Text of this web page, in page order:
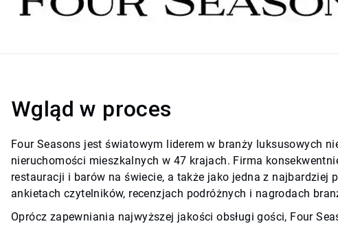
Wgląd w proces
Four Seasons jest światowym liderem w branży luksusowych
nieruchomości mieszkalnych w 47 krajach. Firma
restauracji i barów na świecie, a także jako jedna z najbardziej
ankietach czytelników, recenzjach podróżnych i nagrodach
Oprócz zapewniania najwyższej jakości obsługi gości, Four